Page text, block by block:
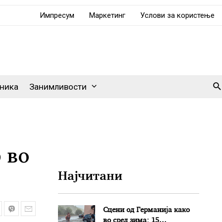
Импресум Маркетинг Услови за користење
Занимливости
во
Најчитани
Сцени од Германија како
во сред зима: 15